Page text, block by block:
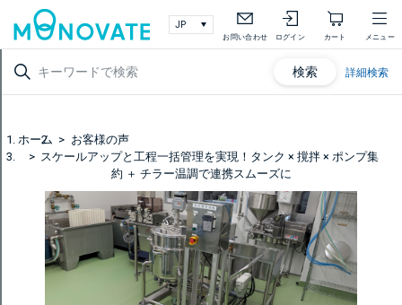
お問い合わせ ログイン カート メニュー
検索 詳細検索
ホーム
お客様の声
スケールアップと工程一括管理を実現！タンク × 撹拌 × ポンプ集
約 ＋ チラー温調で連携スムーズに